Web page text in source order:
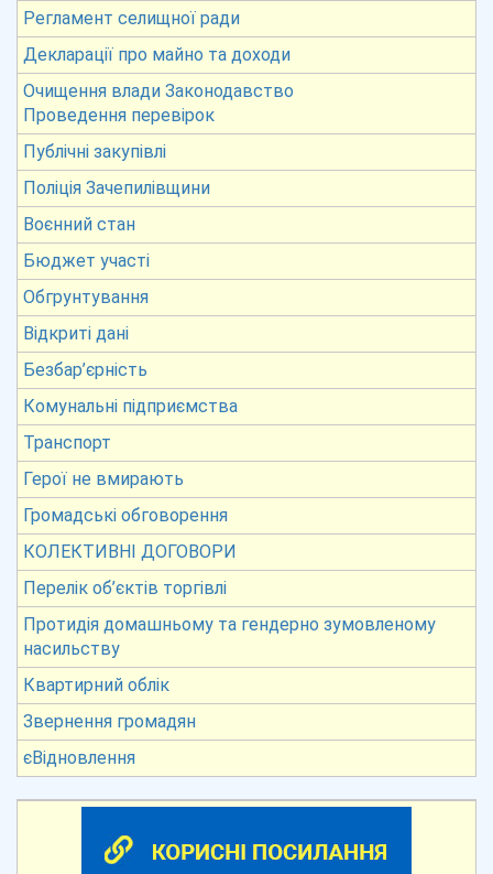
Регламент селищної ради
Декларації про майно та доходи
Очищення влади Законодавство
Проведення перевірок
Публічні закупівлі
Поліція Зачепилівщини
Воєнний стан
Бюджет участі
Обгрунтування
Відкриті дані
Безбар’єрність
Комунальні підприємства
Транспорт
Герої не вмирають
Громадські обговорення
КОЛЕКТИВНІ ДОГОВОРИ
Перелік об’єктів торгівлі
Протидія домашньому та гендерно зумовленому
насильству
Квартирний облік
Звернення громадян
єВідновлення